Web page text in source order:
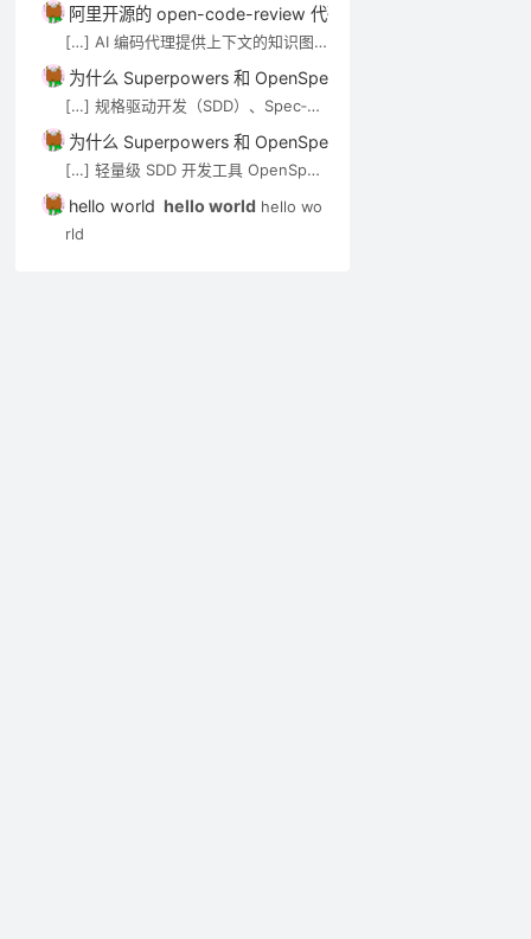
技术介绍。审查 Agent（如 open-co
de-review）可通过 MCP […]
阿里开源的 open-code-review 代码审查工具介绍－AI技术－志
[…] AI 编码代理提供上下文的知识图
谱/语义搜索类工具，见 AI 代码知识图
谱与上下文工具。审查 Agent（如 op
为什么 Superpowers 和 OpenSpec 都强调”先想后做”？－AI技
[…] 规格驱动开发（SDD）、Spec‑Kit
与 OpenSpec 在 Cursor 中的应用实
践 […]
为什么 Superpowers 和 OpenSpec 都强调”先想后做”？－AI技
[…] 轻量级 SDD 开发工具 OpenSpec
实用入门指南 […]
hello world hello world hello wo
rld